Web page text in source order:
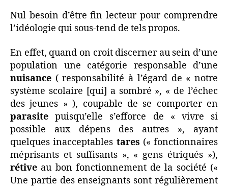
Nul besoin d’être fin lecteur pour comprendre
l’idéologie qui sous-tend de tels propos.
En effet, quand on croit discerner au sein d’une
population une catégorie responsable d’une
nuisance ( responsabilité à l’égard de « notre
système scolaire [qui] a sombré », « de l’échec
des jeunes » ), coupable de se comporter en
parasite puisqu’elle s’efforce de « vivre si
possible aux dépens des autres », ayant
quelques inacceptables tares (« fonctionnaires
méprisants et suffisants », « gens étriqués »),
rétive au bon fonctionnement de la société («
Une partie des enseignants sont régulièrement